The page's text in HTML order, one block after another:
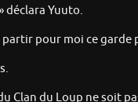
déclara Yuuto.
pour moi ce
Clan du Loup ne